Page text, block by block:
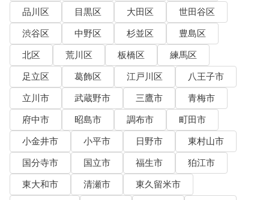
品川区
目黒区 大田区
世田谷区
渋谷区
中野区 杉並区
豊島区
北区
荒川区 板橋区
練馬区
足立区
葛飾区 江戸川区
八王子市
立川市
武蔵野市 三鷹市
青梅市
府中市
昭島市 調布市
町田市
小金井市
小平市 日野市
東村山市
国分寺市
国立市 福生市
狛江市
東大和市
清瀬市
東久留米市